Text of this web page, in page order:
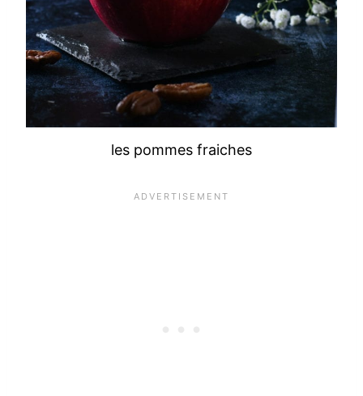
les pommes fraiches